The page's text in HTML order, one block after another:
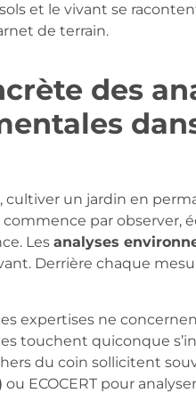
sols et le vivant se
de terrain.
des
cultiver un jardin en
par observer,
Les analyses
Derrière chaque
expertises ne
touchent quiconque
du coin sollicitent
ou ECOCERT pour